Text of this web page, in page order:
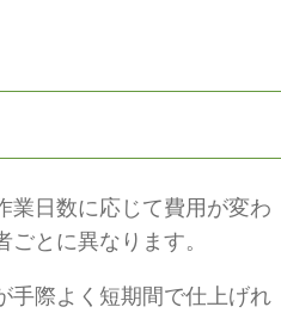
業日数に応じて費用が変わ
ごとに異なります。
手際よく短期間で仕上げれ